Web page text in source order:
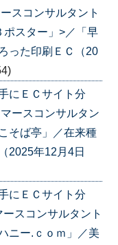
スコンサルタント
スター」>／「早
った印刷ＥＣ（20
にＥＣサイト分
ースコンサルタン
そば亭」／在来種
2025年12月4日
にＥＣサイト分
スコンサルタント
ー.ｃｏｍ」／美